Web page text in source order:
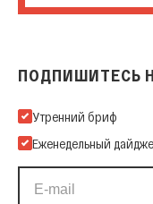
ПОДПИШИТЕСЬ
Подпишитесь на нашу
Утренний бриф
Еженедельный